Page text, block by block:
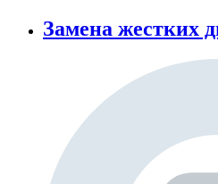
Замена жестких